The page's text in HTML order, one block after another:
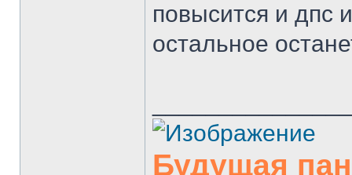
повысится и дпс
остальное
Будущая